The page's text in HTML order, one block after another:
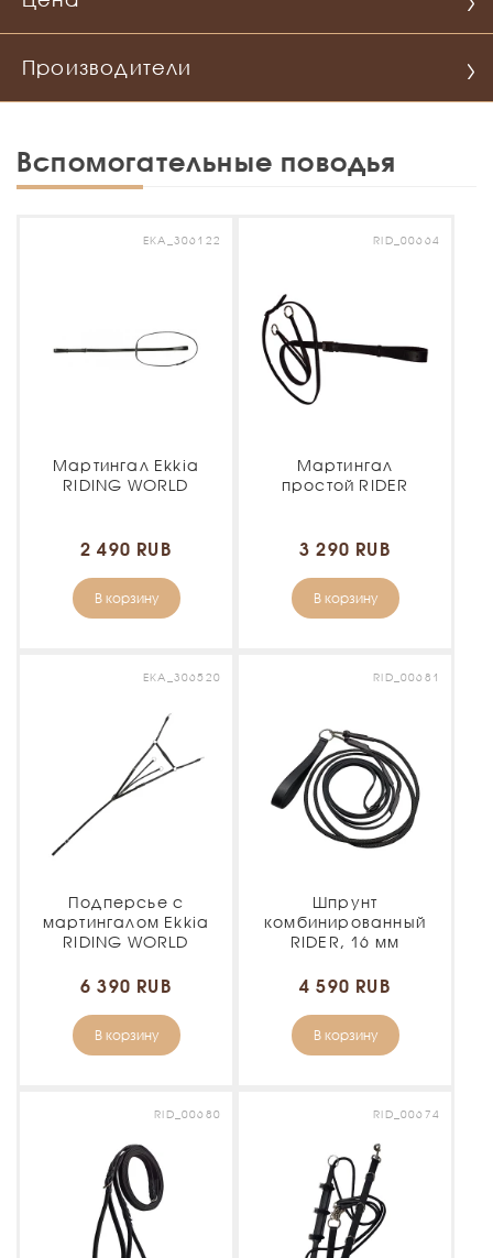
Производители
Вспомогательные поводья
EKA_306122
Мартингал Ekkia
RIDING WORLD
2 490 RUB
В корзину
RID_00664
Мартингал
простой RIDER
3 290 RUB
В корзину
EKA_306520
Подперсье с
мартингалом Ekkia
RIDING WORLD
6 390 RUB
В корзину
RID_00681
Шпрунт
комбинированный
RIDER, 16 мм
4 590 RUB
В корзину
RID_00680 RID_00674